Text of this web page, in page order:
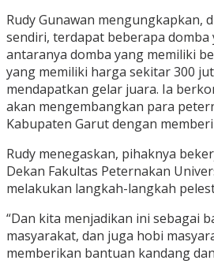
Rudy Gunawan mengungkapkan,
sendiri, terdapat beberapa
antaranya domba yang memiliki
yang memiliki harga sekitar 300
mendapatkan gelar juara. Ia
akan mengembangkan para
Kabupaten Garut dengan
Rudy menegaskan, pihaknya
Dekan Fakultas Peternakan
melakukan langkah-langkah
“Dan kita menjadikan ini sebagai
masyarakat, dan juga hobi
memberikan bantuan kandang